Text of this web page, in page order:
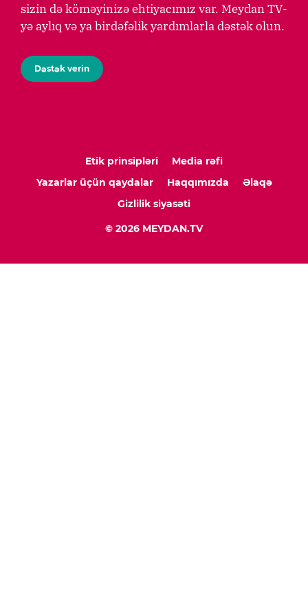
sizin də köməyinizə ehtiyacımız var. Meydan TV-
yə aylıq və ya birdəfəlik yardımlarla dəstək olun.
Dəstək verin
Etik prinsipləri
Media rəfi
Yazarlar üçün qaydalar
Haqqımızda
Əlaqə
Gizlilik siyasəti
© 2026 MEYDAN.TV